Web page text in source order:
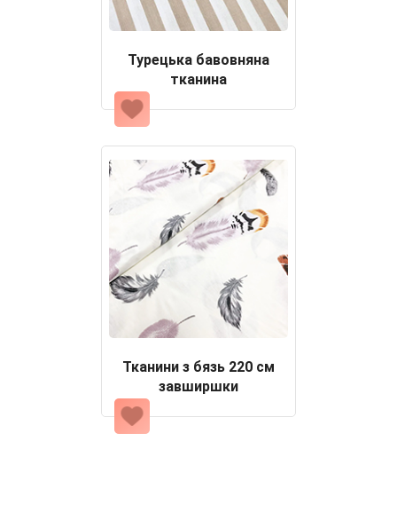
Турецька бавовняна
тканина
Тканини з бязь 220 см
завширшки